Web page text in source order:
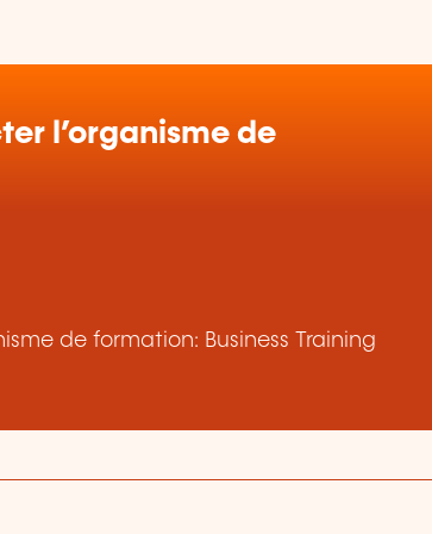
l’organisme de
de formation: Business Training